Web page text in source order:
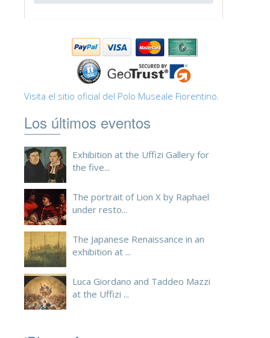
Visita el sitio oficial del Polo Museale Fiorentino.
Los últimos eventos
Exhibition at the Uffizi Gallery for
the five...
The portrait of Lion X by Raphael
under resto...
The Japanese Renaissance in an
exhibition at ...
Luca Giordano and Taddeo Mazzi
at the Uffizi ...